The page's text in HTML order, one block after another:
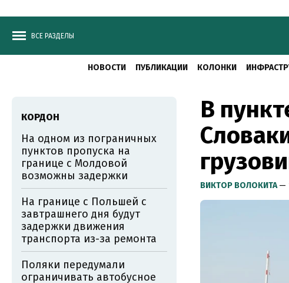
ВСЕ РАЗДЕЛЫ
НОВОСТИ ПУБЛИКАЦИИ КОЛОНКИ
В
ВИКТОР ВОЛОКИТА—
КОРДОН
На одном из пограничных
пунктов пропуска на
границе с Молдовой
возможны задержки
На границе с Польшей с
завтрашнего дня будут
задержки движения
транспорта из-за ремонта
Поляки передумали
ограничивать автобусное